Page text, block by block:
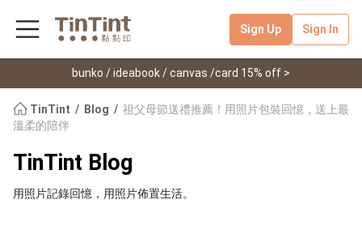
Sign Up Sign In
bunko / ideabook / canvas /card 15% off >
TinTint Blog
祖父母節送禮推薦！用照片包裝回憶，送上最
溫柔的陪伴
TinTint Blog
用照片記錄回憶，用照片佈置生活。